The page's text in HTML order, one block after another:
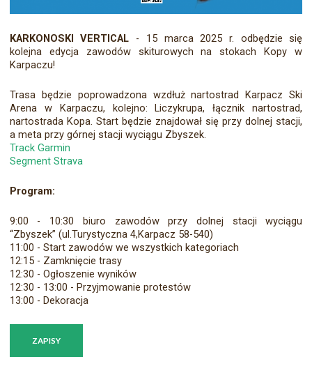
KARKONOSKI VERTICAL - 15 marca 2025 r. odbędzie się
kolejna edycja zawodów skiturowych na stokach Kopy w
Karpaczu!
Trasa będzie poprowadzona wzdłuż nartostrad Karpacz Ski
Arena w Karpaczu, kolejno: Liczykrupa, łącznik nartostrad,
nartostrada Kopa. Start będzie znajdował się przy dolnej stacji,
a meta przy górnej stacji wyciągu Zbyszek.
Track Garmin
Segment Strava
Program:
9:00 - 10:30 biuro zawodów przy dolnej stacji wyciągu
“Zbyszek” (ul.Turystyczna 4,Karpacz 58-540)
11:00 - Start zawodów we wszystkich kategoriach
12:15 - Zamknięcie trasy
12:30 - Ogłoszenie wyników
12:30 - 13:00 - Przyjmowanie protestów
13:00 - Dekoracja
ZAPISY